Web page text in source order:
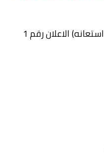
تعلن محافظة القاهرة عن حاجتها لشغل بعض الوظائف عن طريق التعاقد (عقد استعانه) الاعلان رقم 1